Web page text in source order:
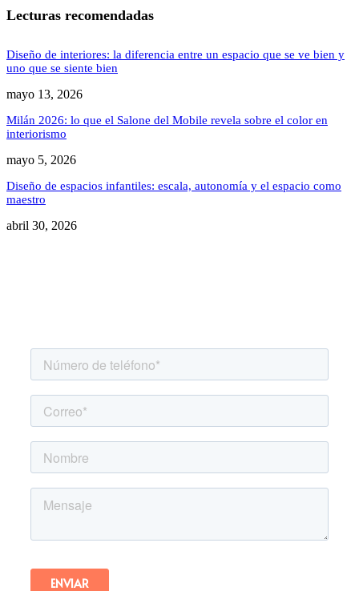
Lecturas recomendadas
Diseño de interiores: la diferencia entre un espacio que se ve bien y
uno que se siente bien
mayo 13, 2026
Milán 2026: lo que el Salone del Mobile revela sobre el color en
interiorismo
mayo 5, 2026
Diseño de espacios infantiles: escala, autonomía y el espacio como
maestro
abril 30, 2026